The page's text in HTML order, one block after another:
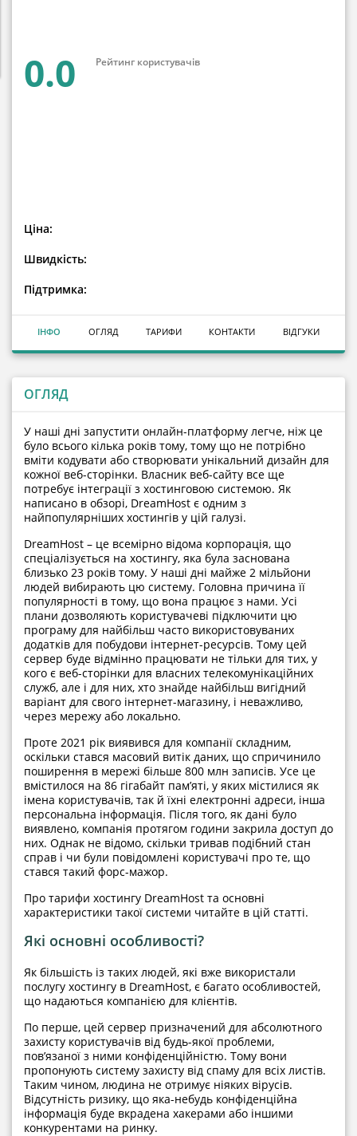
0.0 Рейтинг користувачів
Ціна:
Швидкість:
Підтримка:
ІНФО ОГЛЯД ТАРИФИ КОНТАКТИ ВІДГУКИ
ОГЛЯД
У наші дні запустити онлайн-платформу легче, ніж це
було всього кілька років тому, тому що не потрібно
вміти кодувати або створювати унікальний дизайн для
кожної веб-сторінки. Власник веб-сайту все ще
потребує інтеграції з хостинговою системою. Як
написано в обзорі, DreamHost є одним з
найпопулярніших хостингів у цій галузі.
DreamHost – це всемірно відома корпорація, що
спеціалізується на хостингу, яка була заснована
близько 23 років тому. У наші дні майже 2 мільйони
людей вибирають цю систему. Головна причина її
популярності в тому, що вона працює з нами. Усі
плани дозволяють користувачеві підключити цю
програму для найбільш часто використовуваних
додатків для побудови інтернет-ресурсів. Тому цей
сервер буде відмінно працювати не тільки для тих, у
кого є веб-сторінки для власних телекомунікаційних
служб, але і для них, хто знайде найбільш вигідний
варіант для свого інтернет-магазину, і неважливо,
через мережу або локально.
Проте 2021 рік виявився для компанії складним,
оскільки стався масовий витік даних, що спричинило
поширення в мережі більше 800 млн записів. Усе це
вмістилося на 86 гігабайт пам’яті, у яких містилися як
імена користувачів, так й їхні електронні адреси, інша
персональна інформація. Після того, як дані було
виявлено, компанія протягом години закрила доступ до
них. Однак не відомо, скільки тривав подібний стан
справ і чи були повідомлені користувачі про те, що
стався такий форс-мажор.
Про тарифи хостингу DreamHost та основні
характеристики такої системи читайте в цій статті.
Які основні особливості?
Як більшість із таких людей, які вже використали
послугу хостингу в DreamHost, є багато особливостей,
що надаються компанією для клієнтів.
По перше, цей сервер призначений для абсолютного
захисту користувачів від будь-якої проблеми,
пов’язаної з ними конфіденційністю. Тому вони
пропонують систему захисту від спаму для всіх листів.
Таким чином, людина не отримує ніяких вірусів.
Відсутність ризику, що яка-небудь конфіденційна
інформація буде вкрадена хакерами або іншими
конкурентами на ринку.